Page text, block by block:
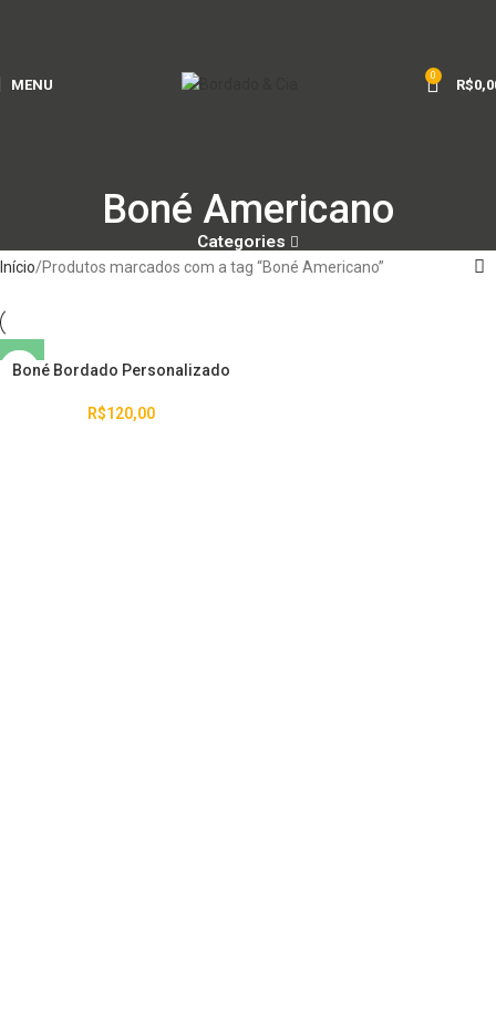
MENU
0
R$
Boné Americano
Categories
Início Produtos marcados com a tag “Boné Americano”
Boné Bordado Personalizado
R$120,00